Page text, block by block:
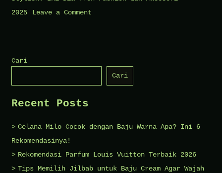
2025
Leave a Comment
Stylish!
Fashion
Aksesori
2025
Cari
Cari
Recent Posts
Celana Milo Cocok dengan Baju Warna Apa? Ini 6
Rekomendasinya!
Rekomendasi Parfum Louis Vuitton Terbaik 2026
Tips Memilih Jilbab untuk Baju Cream Agar Wajah